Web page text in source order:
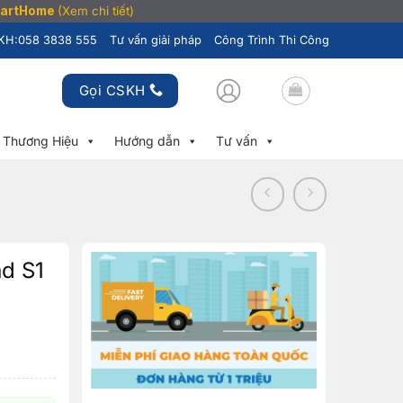
(Xem chi tiết)
058 3838 555 Tư vấn giải pháp Công Trình Thi Công
Gọi CSKH
Thương Hiệu Hướng dẫn Tư vấn
S1